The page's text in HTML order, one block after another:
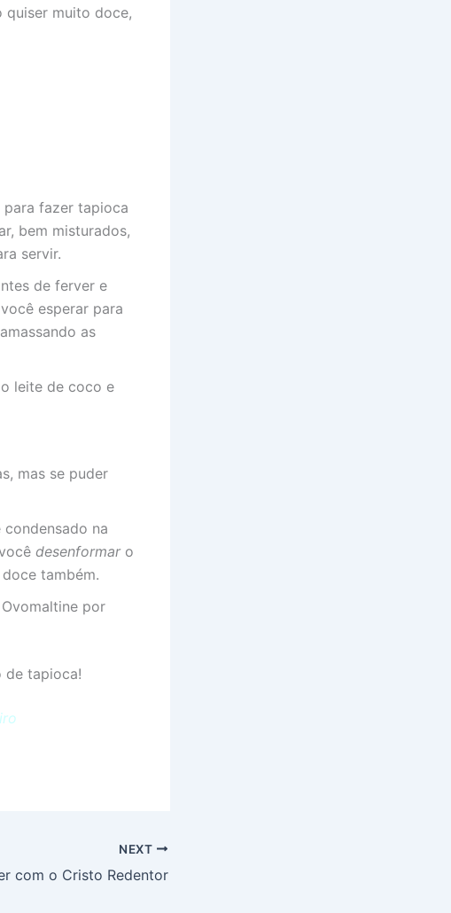
quiser muito doce,
para fazer tapioca
bem misturados,
servir.
de ferver e
esperar para
as
leite de coco e
mas se puder
na
desenformaro
também.
por
de tapioca!
NEXT
com o Cristo Redentor